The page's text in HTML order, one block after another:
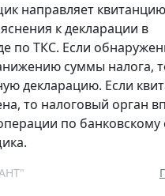
направляет
к декларации в
по ТКС. Если
суммы налога,
декларацию. Если
то налоговый орган
по банковскому